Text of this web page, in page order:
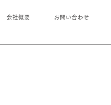
会社概要 お問い合わせ